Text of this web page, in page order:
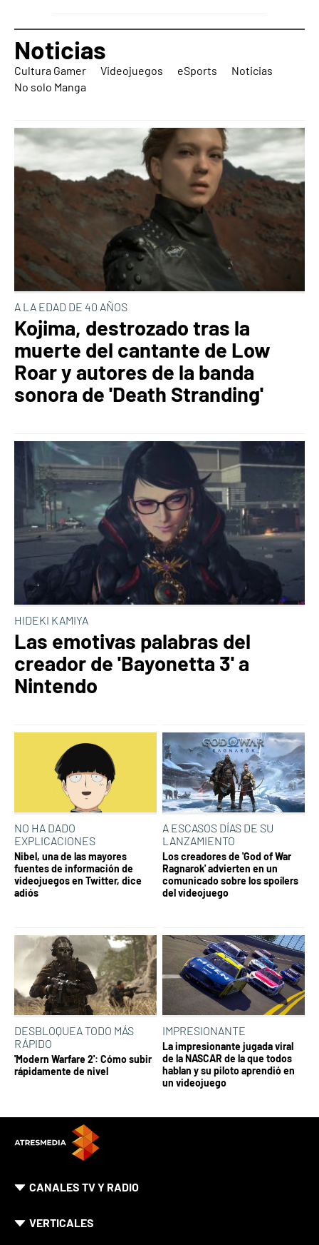
Noticias
Cultura Gamer Videojuegos eSports
Noticias
No solo Manga
A LA EDAD DE 40 AÑOS
Kojima, destrozado tras la
muerte del cantante de Low
Roar y autores de la banda
sonora de 'Death Stranding'
HIDEKI KAMIYA
Las emotivas palabras del
creador de 'Bayonetta 3' a
Nintendo
NO HA DADO
EXPLICACIONES
Nibel, una de las mayores
fuentes de información de
videojuegos en Twitter, dice
adiós
A ESCASOS DÍAS DE SU
LANZAMIENTO
Los creadores de 'God of War
Ragnarok' advierten en un
comunicado sobre los spoílers
del videojuego
DESBLOQUEA TODO MÁS
RÁPIDO
'Modern Warfare 2': Cómo subir
rápidamente de nivel
IMPRESIONANTE
La impresionante jugada viral
de la NASCAR de la que todos
hablan y su piloto aprendió en
un videojuego
CANALES TV Y RADIO
VERTICALES